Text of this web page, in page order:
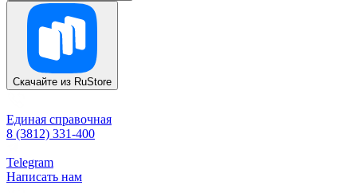
Скачайте из RuStore
Единая справочная
8 (3812) 331-400
Telegram
Написать нам